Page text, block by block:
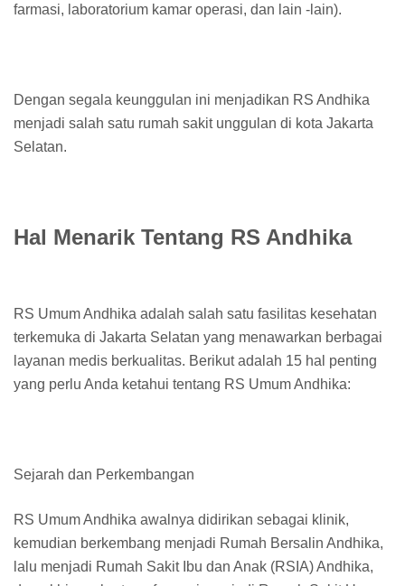
farmasi, laboratorium kamar operasi, dan lain -lain).
Dengan segala keunggulan ini menjadikan RS Andhika
menjadi salah satu rumah sakit unggulan di kota Jakarta
Selatan.
Hal Menarik Tentang RS Andhika
RS Umum Andhika adalah salah satu fasilitas kesehatan
terkemuka di Jakarta Selatan yang menawarkan berbagai
layanan medis berkualitas. Berikut adalah 15 hal penting
yang perlu Anda ketahui tentang RS Umum Andhika:
Sejarah dan Perkembangan
RS Umum Andhika awalnya didirikan sebagai klinik,
kemudian berkembang menjadi Rumah Bersalin Andhika,
lalu menjadi Rumah Sakit Ibu dan Anak (RSIA) Andhika,